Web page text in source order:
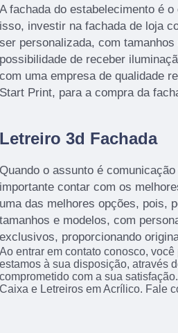
A fachada do estabelecimento é
isso, investir na fachada de loja
ser personalizada, com
possibilidade de receber
com uma empresa de qualidade
Start Print, para a compra da
Letreiro 3d Fachada
Quando o assunto é
importante contar com os
uma das melhores opções, pois,
tamanhos e modelos, com
exclusivos, proporcionando
Ao entrar em contato conosco,
estamos à sua disposição, através
comprometido com a sua
Caixa e Letreiros em Acrílico. Fale